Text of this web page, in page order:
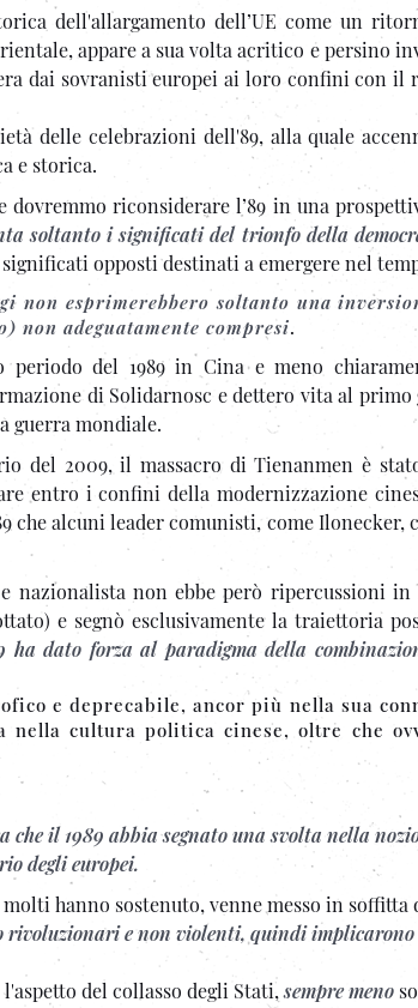
dell'allargamento dell’UE come un
appare a sua volta acritico e persino
dai sovranisti europei ai loro confini con il
delle celebrazioni dell'89, alla quale
e storica.
dovremmo riconsiderare l’89 in una
soltanto i significati del trionfo della
significati opposti destinati a emergere nel
non esprimerebbero soltanto una
non adeguatamente compresi.
del 1989 in Cina e meno
di Solidarnosc e dettero vita al primo
guerra mondiale.
del 2009, il massacro di Tienanmen è
entro i confini della modernizzazione
alcuni leader comunisti, come Ilonecker,
nazionalista non ebbe però ripercussioni in
e segnò esclusivamente la traiettoria
dato forza al paradigma della
e deprecabile, ancor più nella sua
cultura politica cinese, oltre che
che il 1989 abbia segnato una svolta nella
degli europei.
hanno sostenuto, venne messo in soffitta
rivoluzionari e non violenti, quindi implicarono
l'aspetto del collasso degli Stati,sempre meno